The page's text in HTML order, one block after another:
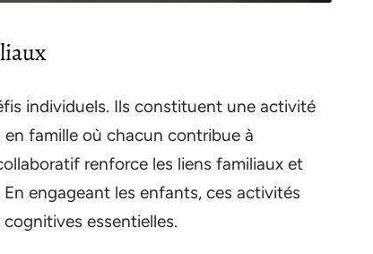
individuels. Ils constituent une activité
famille où chacun contribue à
renforce les liens familiaux et
engageant les enfants, ces activités
essentielles.